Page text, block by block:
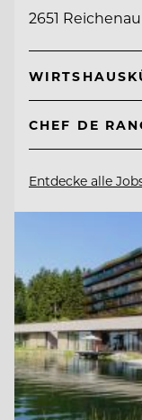
2651
CHEF DE
Entdecke alle